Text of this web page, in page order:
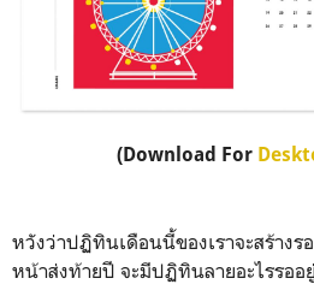
(Download For
หวังว่าปฏิทินเดือนนี้ของเราจะสร้างร
หน้าส่งท้ายปี จะมีปฏิทินลายอะไรรออ